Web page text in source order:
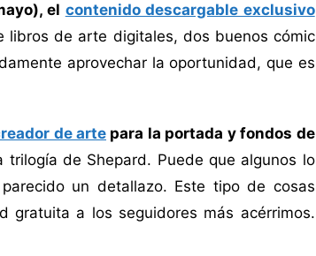
el contenido descargable exclusivo
libros de arte digitales, dos buenos cómic
aprovechar la oportunidad, que es
de arte para la portada y fondos de
de Shepard. Puede que algunos lo
un detallazo. Este tipo de cosas
gratuita a los seguidores más acérrimos.